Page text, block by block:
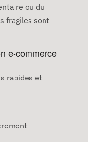
ou du
fragiles sont
e-commerce
rapides et